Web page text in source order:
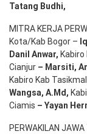
Tatang Budhi,
MITRA KERJA
Kota/Kab Bogor –
Danil Anwar, Kabiro
Cianjur – Marsiti,
Kabiro Kab
Wangsa, A.Md,
Ciamis – Yayan
PERWAKILAN